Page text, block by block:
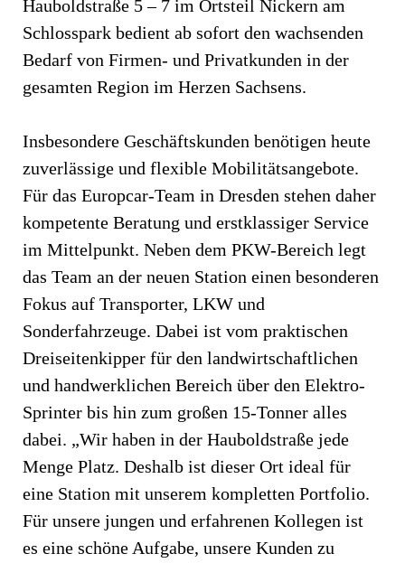
Hauboldstraße 5 – 7 im Ortsteil Nickern am
Schlosspark bedient ab sofort den wachsenden
Bedarf von Firmen- und Privatkunden in der
gesamten Region im Herzen Sachsens.
Insbesondere Geschäftskunden benötigen heute
zuverlässige und flexible Mobilitätsangebote.
Für das Europcar-Team in Dresden stehen daher
kompetente Beratung und erstklassiger Service
im Mittelpunkt. Neben dem PKW-Bereich legt
das Team an der neuen Station einen besonderen
Fokus auf Transporter, LKW und
Sonderfahrzeuge. Dabei ist vom praktischen
Dreiseitenkipper für den landwirtschaftlichen
und handwerklichen Bereich über den Elektro-
Sprinter bis hin zum großen 15-Tonner alles
dabei. „Wir haben in der Hauboldstraße jede
Menge Platz. Deshalb ist dieser Ort ideal für
eine Station mit unserem kompletten Portfolio.
Für unsere jungen und erfahrenen Kollegen ist
es eine schöne Aufgabe, unsere Kunden zu